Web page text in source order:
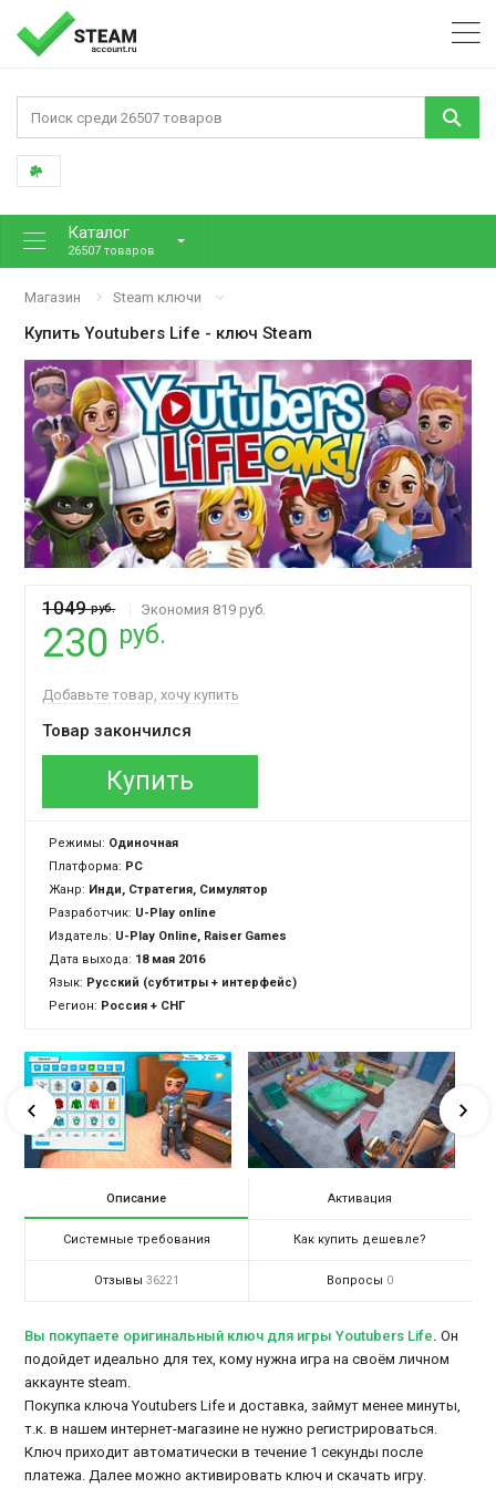
Каталог
26507 товаров
Магазин Steam ключи
КупитьYoutubers Life - ключ Steam
1049руб. Экономия 819 руб.
230 руб.
Добавьте товар, хочу купить
Товар закончился
Купить
Режимы: Одиночная
Платформа: PC
Жанр: Инди, Стратегия, Симулятор
Разработчик: U-Play online
Издатель: U-Play Online, Raiser Games
Дата выхода: 18 мая 2016
Язык: Русский (субтитры + интерфейс)
Регион: Россия + СНГ
Описание Активация
Системные требования Как купить дешевле?
Отзывы 36221 Вопросы 0
Вы покупаете оригинальный ключ для игры Youtubers Life. Он
подойдет идеально для тех, кому нужна игра на своём личном
аккаунте steam.
Покупка ключа Youtubers Life и доставка, займут менее минуты,
т.к. в нашем интернет-магазине не нужно регистрироваться.
Ключ приходит автоматически в течение 1 секунды после
платежа. Далее можно активировать ключ и скачать игру.